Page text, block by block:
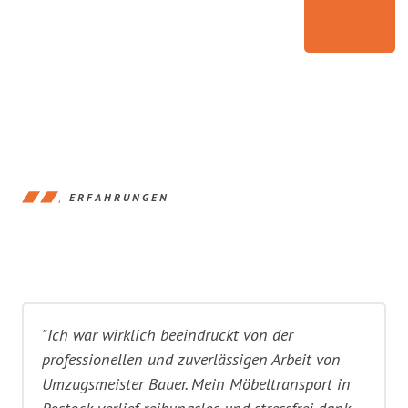
ERFAHRUNGEN
"Ich war wirklich beeindruckt von der
professionellen und zuverlässigen Arbeit von
Umzugsmeister Bauer. Mein Möbeltransport in